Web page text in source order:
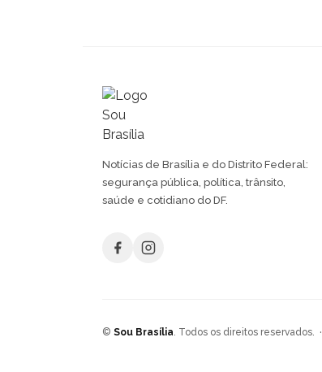
Notícias de Brasília e do Distrito Federal:
segurança pública, política, trânsito,
saúde e cotidiano do DF.
© Sou Brasília. Todos os direitos reservados. ·